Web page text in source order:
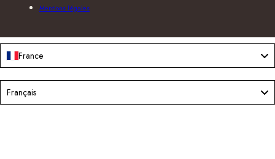
Mentions légales
France
Français